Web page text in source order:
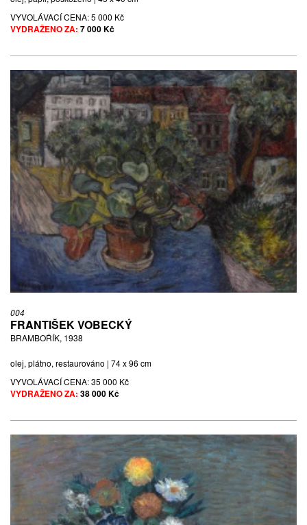
VYVOLÁVACÍ CENA:5 000 Kč
VYDRAŽENO ZA: 7 000 Kč
004
FRANTIŠEK VOBECKÝ
BRAMBOŘÍK, 1938
olej, plátno, restaurováno | 74 x 96 cm
VYVOLÁVACÍ CENA:35 000 Kč
VYDRAŽENO ZA: 38 000 Kč